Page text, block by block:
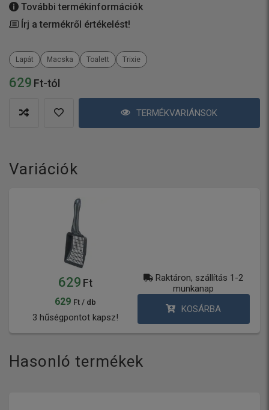
629 Ft-tól
TERMÉKVARIÁNSOK
További termékinformációk
Írj a termékről értékelést!
Lapát Macska Toalett Trixie
Variációk
629 Ft
629 Ft / db
3 hűségpontot kapsz!
Raktáron, szállítás 1-2
munkanap
KOSÁRBA
Hasonló termékek